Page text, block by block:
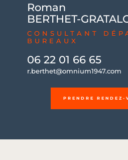
Roman
BERTHET-
CONSULTANT
BUREAUX
06 22 01 66 65
r.berthet@omnium1947.com
PRENDRE RENDEZ-